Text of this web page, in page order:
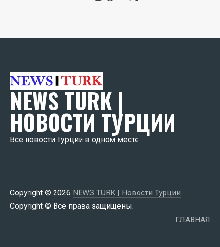
NEWS TURK |
НОВОСТИ ТУРЦИИ
Все новости Турции в одном месте
Copyright © 2026 NEWS TURK | Новости Турции
Copyright © Все права защищены.
ГЛАВНАЯ